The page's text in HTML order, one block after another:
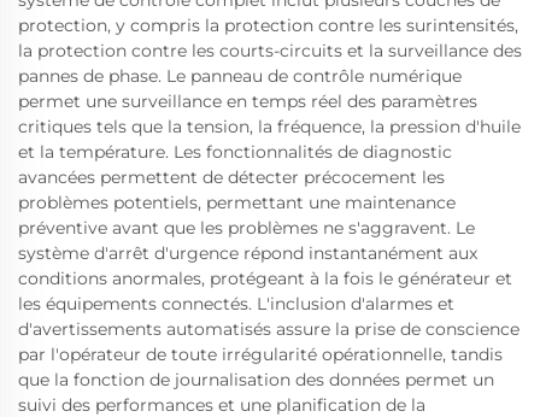
protection, y compris la protection contre les surintensités,
la protection contre les courts-circuits et la surveillance des
pannes de phase. Le panneau de contrôle numérique
permet une surveillance en temps réel des paramètres
critiques tels que la tension, la fréquence, la pression d'huile
et la température. Les fonctionnalités de diagnostic
avancées permettent de détecter précocement les
problèmes potentiels, permettant une maintenance
préventive avant que les problèmes ne s'aggravent. Le
système d'arrêt d'urgence répond instantanément aux
conditions anormales, protégeant à la fois le générateur et
les équipements connectés. L'inclusion d'alarmes et
d'avertissements automatisés assure la prise de conscience
par l'opérateur de toute irrégularité opérationnelle, tandis
que la fonction de journalisation des données permet un
suivi des performances et une planification de la